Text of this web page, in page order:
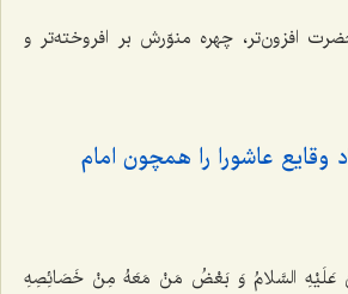
افزون‌تر، چهره منوّرش بر افروخته‌تر و
عاشورا را همچون امام
عَلَیْهِ السَّلامُ وَ بَعْضُ مَنْ مَعَهُ مِنْ خَصَائِصِهِ